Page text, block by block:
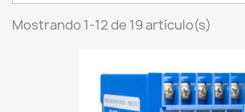
Mostrando 1-12 de 19 artículo(s)